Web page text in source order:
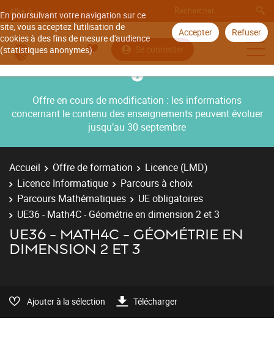
En poursuivant votre navigation sur ce
site, vous acceptez l'utilisation de
cookies à des fins de mesure d'audience
(statistiques anonymes).
Accepter Refuser
Aller à
Se connecter
Offre en cours de modification : les informations
concernant le contenu des enseignements peuvent évoluer
jusqu’au 30 septembre
Accueil Offre de formation
Licence (LMD)
Licence Informatique
Parcours à choix
Parcours Mathématiques
UE obligatoires
UE36 - Math4C - Géométrie en dimension 2 et 3
UE36 - MATH4C - GÉOMÉTRIE EN
DIMENSION 2 ET 3
Ajouter à la sélection Télécharger